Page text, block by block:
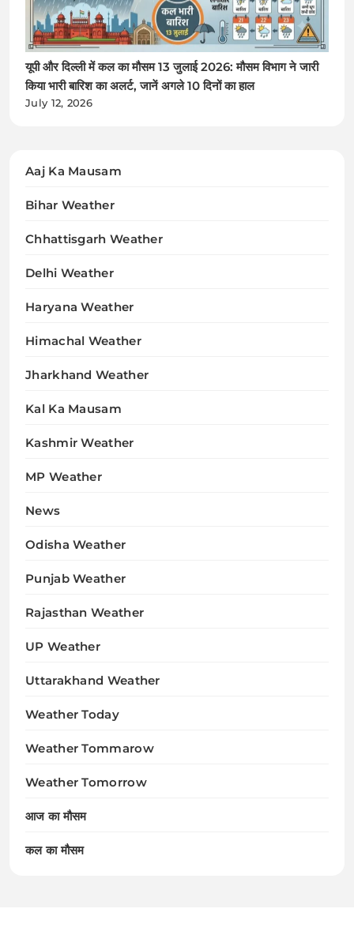
यूपी और दिल्ली में कल का मौसम 13 जुलाई 2026: मौसम विभाग ने जारी
किया भारी बारिश का अलर्ट, जानें अगले 10 दिनों का हाल
July 12, 2026
Aaj Ka Mausam
Bihar Weather
Chhattisgarh Weather
Delhi Weather
Haryana Weather
Himachal Weather
Jharkhand Weather
Kal Ka Mausam
Kashmir Weather
MP Weather
News
Odisha Weather
Punjab Weather
Rajasthan Weather
UP Weather
Uttarakhand Weather
Weather Today
Weather Tommarow
Weather Tomorrow
आज का मौसम
कल का मौसम